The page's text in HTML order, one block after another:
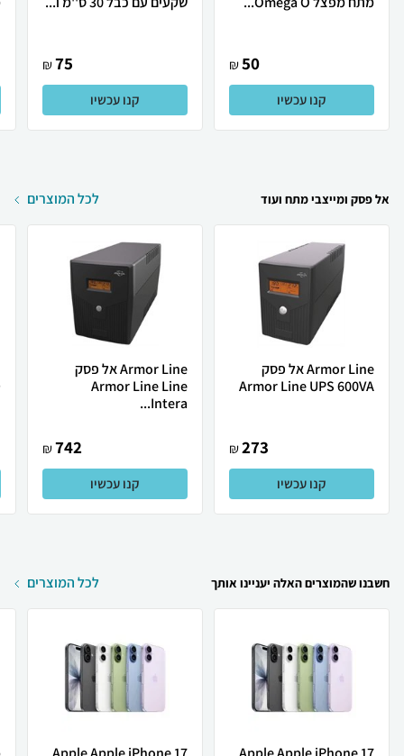
50
₪
קנו עכשיו
75
₪
קנו עכשיו
אל פסק ומייצבי מתח ועוד לכל המוצרים
Armor Line ‏אל פסק
Armor Line UPS 600VA
273
₪
קנו עכשיו
Armor Line אל פסק
Armor Line Line
Intera...
742
₪
קנו עכשיו
חשבנו שהמוצרים האלה יעניינו אותך לכל המוצרים